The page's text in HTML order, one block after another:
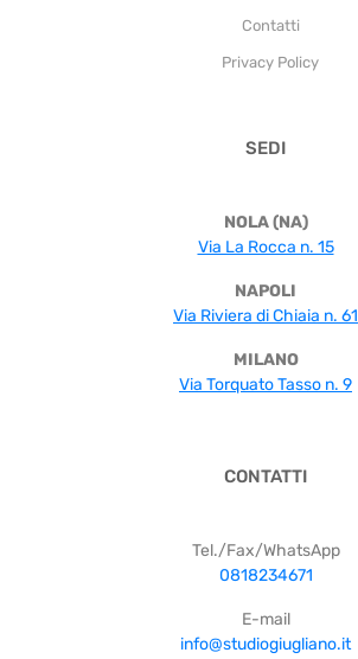
Contatti
Privacy Policy
SEDI
NOLA (NA)
Via La Rocca n. 15
NAPOLI
Via Riviera di Chiaia n. 61
MILANO
Via Torquato Tasso n. 9
CONTATTI
Tel./Fax/WhatsApp
0818234671
E-mail
info@studiogiugliano.it